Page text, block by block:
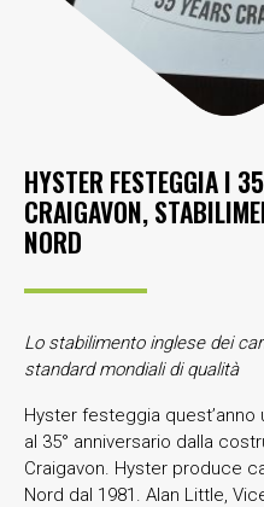
HYSTER FESTEGGIA I
CRAIGAVON,
NORD
Lo stabilimento inglese dei
standard mondiali di qualità
Hyster festeggia quest’anno
al 35° anniversario dalla
Craigavon. Hyster produce
Nord dal 1981. Alan Little,